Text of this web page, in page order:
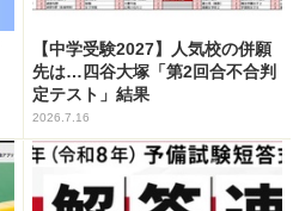
【中学受験2027】人気校の併願
先は…四谷大塚「第2回合不合判
定テスト」結果
2026.7.16